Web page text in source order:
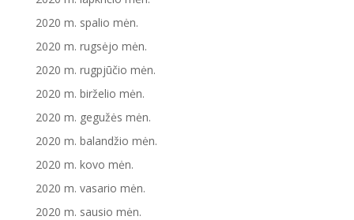
2020 m. spalio mėn.
2020 m. rugsėjo mėn.
2020 m. rugpjūčio mėn.
2020 m. birželio mėn.
2020 m. gegužės mėn.
2020 m. balandžio mėn.
2020 m. kovo mėn.
2020 m. vasario mėn.
2020 m. sausio mėn.